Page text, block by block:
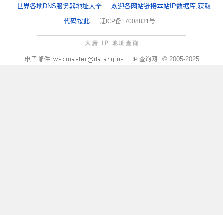
世界各地DNS服务器地址大全
欢迎各网站链接本站IP数据库,获取
代码按此
辽ICP备17008831号
电子邮件: IP 查询网 © 2005-2025